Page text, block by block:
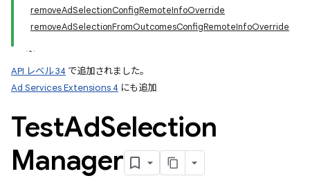
removeAdSelectionConfigRemoteInfoOverride
removeAdSelectionFromOutcomesConfigRemoteInfoOverride
API レベル 34 で追加されました。
Ad Services Extensions 4 にも追加
TestAdSelection
Manager